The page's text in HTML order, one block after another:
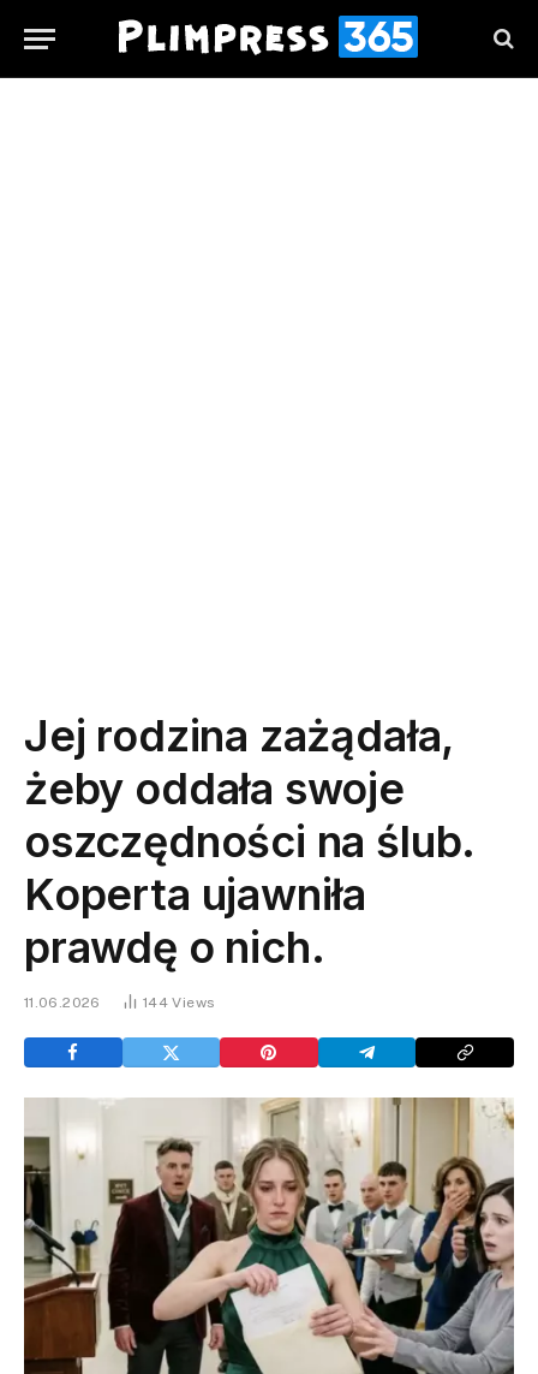
Jej rodzina zażądała,
żeby oddała swoje
oszczędności na ślub.
Koperta ujawniła
prawdę o nich.
11.06.2026 144Views